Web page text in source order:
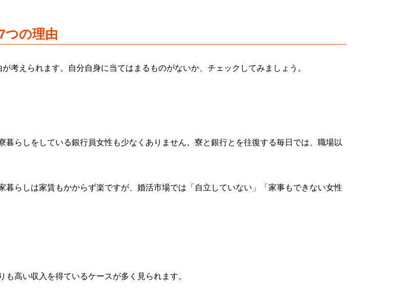
つの理由
考えられます。自分自身に当てはまるものがないか、チェックしてみましょう。
らしをしている銀行員女性も少なくありません。寮と銀行とを往復する毎日では、職場以
暮らしは家賃もかからず楽ですが、婚活市場では「自立していない」「家事もできない女性
高い収入を得ているケースが多く見られます。